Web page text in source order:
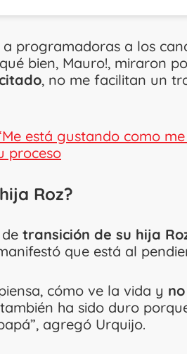
a programadoras a los
bien, Mauro!, miraron
, no me facilitan un
está gustando como
proceso
Roz?
transición de su hija
que está al
cómo ve la vida y
ha sido duro
agregó Urquijo.